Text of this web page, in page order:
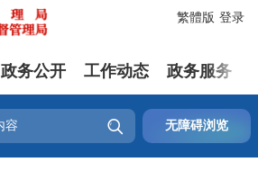
登录
繁體版
政务公开 工作动态 政务服务
 无障碍浏览